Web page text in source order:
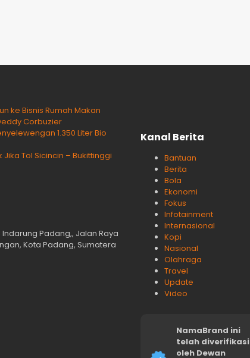
ke Bisnis Rumah Makan
Corbuzier
1.350 Liter Bio
Tol Sicincin – Bukittinggi
Indarung Padang,, Jalan Raya
Kota Padang, Sumatera
Kanal Berita
Bantuan
Berita
Bola
Ekonomi
Fokus
Infotainment
Internasional
Kopi
Nasional
Olahraga
Travel
Update
Video
NamaBrand ini
telah diverifikasi
oleh Dewan